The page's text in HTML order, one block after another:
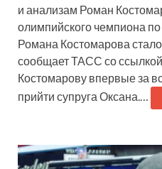
и анализам Роман
олимпийского чемпиона
Романа Костомарова
сообщает ТАСС со ссылкой
Костомарову впервые за
прийти супруга Оксана.…